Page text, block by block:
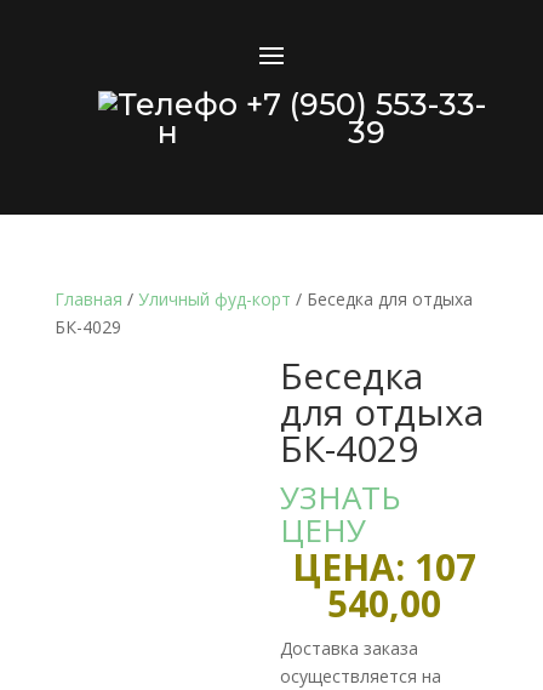
+7 (950) 553-33-
39
Главная / Уличный фуд-корт / Беседка для отдыха
БК-4029
Беседка
для отдыха
БК-4029
УЗНАТЬ
ЦЕНУ
ЦЕНА: 107
540,00
Доставка заказа
осуществляется на